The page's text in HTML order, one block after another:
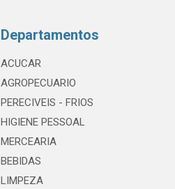
Departamentos
ACUCAR
AGROPECUARIO
PERECIVEIS - FRIOS
HIGIENE PESSOAL
MERCEARIA
BEBIDAS
LIMPEZA